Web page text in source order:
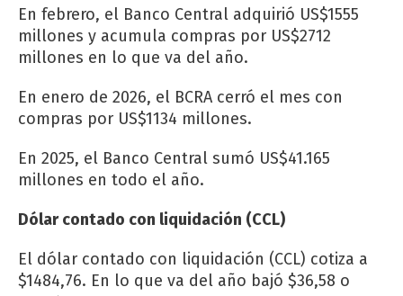
En febrero, el Banco Central adquirió US$1555
millones y acumula compras por US$2712
millones en lo que va del año.
En enero de 2026, el BCRA cerró el mes con
compras por US$1134 millones.
En 2025, el Banco Central sumó US$41.165
millones en todo el año.
Dólar contado con liquidación (CCL)
El dólar contado con liquidación (CCL) cotiza a
$1484,76. En lo que va del año bajó $36,58 o